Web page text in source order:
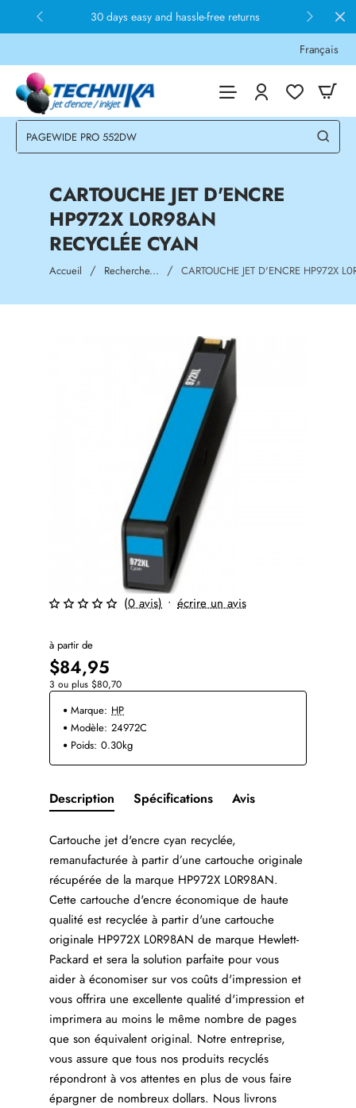
30 days easy and hassle-free returns
Français
CARTOUCHE JET D'ENCRE
HP972X L0R98AN
RECYCLÉE CYAN
Accueil homeRecherche... CARTOUCHE JET D'ENCRE HP972X
(0 avis) • écrire un avis
à partir de
$84,95
3 ou plus $80,70
Marque: HP
Modèle: 24972C
Poids: 0.30kg
Description Spécifications Avis
Cartouche jet d'encre cyan recyclée,
remanufacturée à partir d’une cartouche originale
récupérée de la marque HP972X L0R98AN.
Cette cartouche d'encre économique de haute
qualité est recyclée à partir d'une cartouche
originale HP972X L0R98AN de marque Hewlett-
Packard et sera la solution parfaite pour vous
aider à économiser sur vos coûts d'impression et
vous offrira une excellente qualité d'impression et
imprimera au moins le même nombre de pages
que son équivalent original. Notre entreprise,
vous assure que tous nos produits recyclés
répondront à vos attentes en plus de vous faire
épargner de nombreux dollars. Nous livrons